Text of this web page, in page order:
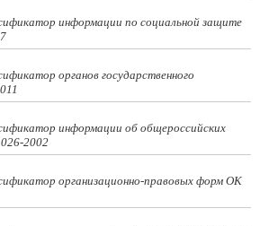
информации по социальной защите
органов государственного
информации об общероссийских
2002
организационно-правовых форм ОК